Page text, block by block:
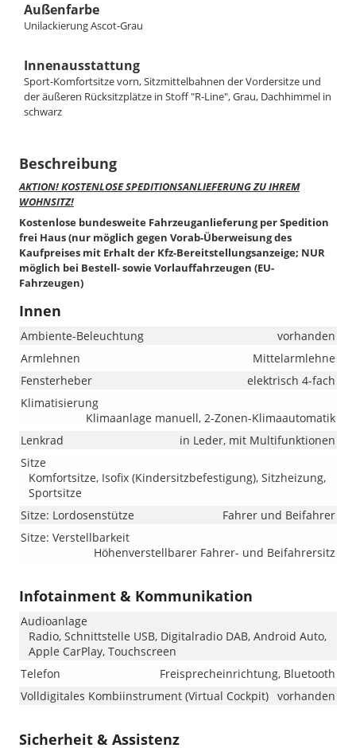
Außenfarbe
Unilackierung Ascot-Grau
Innenausstattung
Sport-Komfortsitze vorn, Sitzmittelbahnen der Vordersitze und
der äußeren Rücksitzplätze in Stoff "R-Line", Grau, Dachhimmel in
schwarz
Beschreibung
AKTION! KOSTENLOSE SPEDITIONSANLIEFERUNG ZU IHREM
WOHNSITZ!
Kostenlose bundesweite Fahrzeuganlieferung per Spedition
frei Haus (nur möglich gegen Vorab-Überweisung des
Kaufpreises mit Erhalt der Kfz-Bereitstellungsanzeige; NUR
möglich bei Bestell- sowie Vorlauffahrzeugen (EU-
Fahrzeugen)
Innen
Ambiente-Beleuchtung
vorhanden
Armlehnen
Mittelarmlehne
Fensterheber
elektrisch 4-fach
Klimatisierung
Klimaanlage manuell, 2-Zonen-Klimaautomatik
Lenkrad
in Leder, mit Multifunktionen
Sitze
Komfortsitze, Isofix (Kindersitzbefestigung), Sitzheizung,
Sportsitze
Sitze: Lordosenstütze
Fahrer und Beifahrer
Sitze: Verstellbarkeit
Höhenverstellbarer Fahrer- und Beifahrersitz
Infotainment & Kommunikation
Audioanlage
Radio, Schnittstelle USB, Digitalradio DAB, Android Auto,
Apple CarPlay, Touchscreen
Telefon
Freisprecheinrichtung, Bluetooth
Volldigitales Kombiinstrument (Virtual Cockpit) vorhanden
Sicherheit & Assistenz